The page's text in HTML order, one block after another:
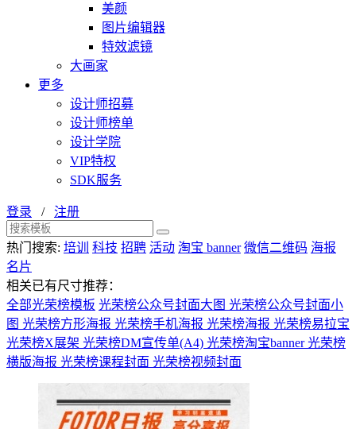
美颜
图片编辑器
特效滤镜
大画家
更多
设计师招募
设计师榜单
设计学院
VIP特权
SDK服务
登录 / 注册
热门搜索: 培训 科技 招聘 活动 淘宝 banner 微信二维码 海报
名片
相关已有尺寸推荐：
全部光荣榜模板 光荣榜公众号封面大图 光荣榜公众号封面小
图 光荣榜方形海报 光荣榜手机海报 光荣榜海报 光荣榜易拉宝
光荣榜X展架 光荣榜DM宣传单(A4) 光荣榜淘宝banner光荣榜
横版海报 光荣榜课程封面 光荣榜视频封面